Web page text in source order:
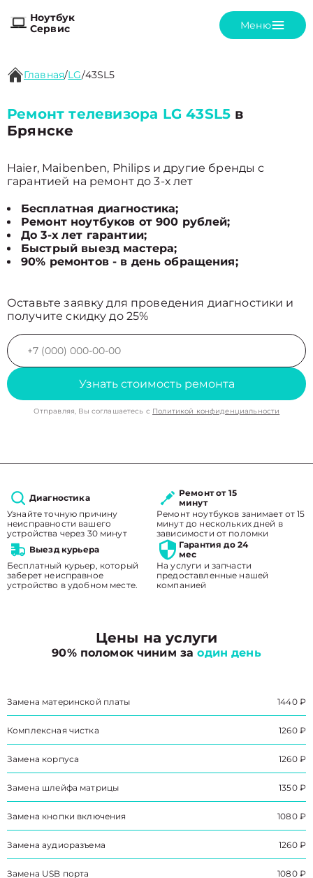
Ноутбук
Сервис
Меню
Главная/LG/43SL5
Ремонт телевизора LG 43SL5 в
Брянске
Haier, Maibenben, Philips и другие бренды с
гарантией на ремонт до 3-х лет
Бесплатная диагностика;
Ремонт ноутбуков от 900 рублей;
До 3-х лет гарантии;
Быстрый выезд мастера;
90% ремонтов - в день обращения;
Оставьте заявку для проведения диагностики и
получите скидку до 25%
Узнать стоимость ремонта
Отправляя, Вы соглашаетесь с Политикой конфиденциальности
Диагностика
Узнайте точную причину
неисправности вашего
устройства через 30 минут
Ремонт от 15
минут
Ремонт ноутбуков занимает от 15
минут до нескольких дней в
зависимости от поломки
Выезд курьера
Бесплатный курьер, который
заберет неисправное
устройство в удобном месте.
Гарантия до 24
мес
На услуги и запчасти
предоставленные нашей
компанией
Цены на услуги
90% поломок чиним заодин день
Замена материнской платы 1440 ₽
Комплексная чистка 1260 ₽
Замена корпуса 1260 ₽
Замена шлейфа матрицы 1350 ₽
Замена кнопки включения 1080 ₽
Замена аудиоразъема 1260 ₽
Замена USB порта 1080 ₽